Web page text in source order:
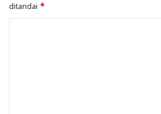
ditandai *